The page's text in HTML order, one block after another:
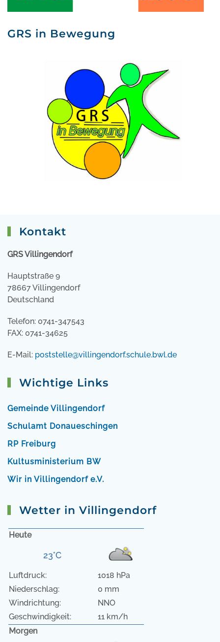
GRS in Bewegung
Kontakt
GRS Villingendorf
Hauptstraße 9
78667 Villingendorf
Deutschland
Telefon: 0741-347543
FAX: 0741-34625
E-Mail: poststelle@villingendorf.schule.bwl.de
Wichtige Links
Gemeinde Villingendorf
Schulamt Donaueschingen
RP Freiburg
Kultusministerium BW
Wir in Villingendorf e.V.
Wetter in Villingendorf
Heute
23°C
Luftdruck:
1018 hPa
Niederschlag:
0 mm
Windrichtung:
NNO
Geschwindigkeit:
11 km/h
Morgen